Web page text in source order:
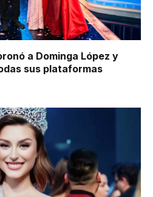
a Dominga López y
sus plataformas